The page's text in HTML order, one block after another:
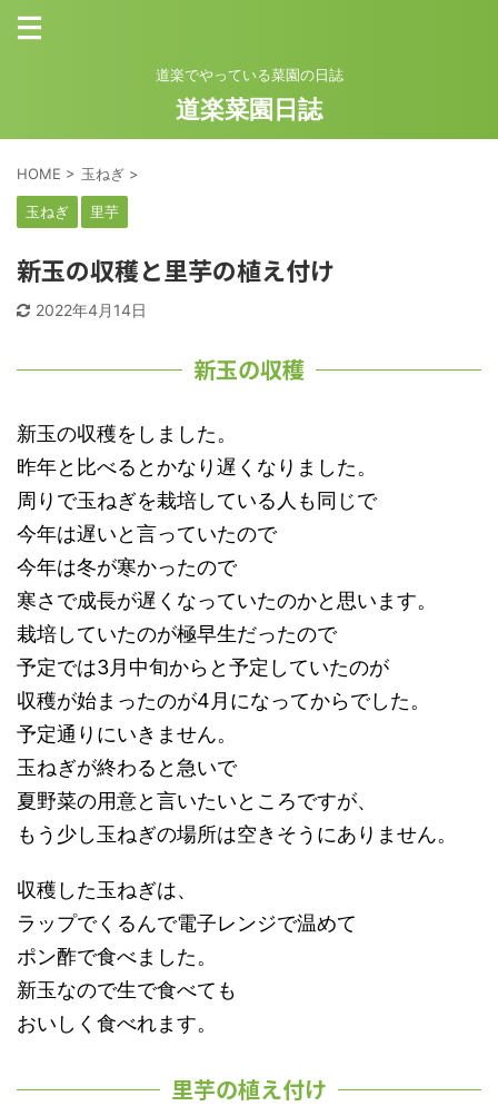
道楽でやっている菜園の日誌
道楽菜園日誌
HOME > 玉ねぎ >
玉ねぎ 里芋
新玉の収穫と里芋の植え付け
2022年4月14日
新玉の収穫
新玉の収穫をしました。
昨年と比べるとかなり遅くなりました。
周りで玉ねぎを栽培している人も同じで
今年は遅いと言っていたので
今年は冬が寒かったので
寒さで成長が遅くなっていたのかと思います。
栽培していたのが極早生だったので
予定では3月中旬からと予定していたのが
収穫が始まったのが4月になってからでした。
予定通りにいきません。
玉ねぎが終わると急いで
夏野菜の用意と言いたいところですが、
もう少し玉ねぎの場所は空きそうにありません。
収穫した玉ねぎは、
ラップでくるんで電子レンジで温めて
ポン酢で食べました。
新玉なので生で食べても
おいしく食べれます。
里芋の植え付け